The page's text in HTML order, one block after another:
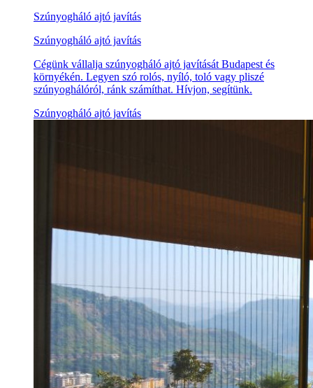
Szúnyogháló ajtó javítás
Szúnyogháló ajtó javítás
Cégünk vállalja szúnyogháló ajtó javítását Budapest és
környékén. Legyen szó rolós, nyíló, toló vagy pliszé
szúnyoghálóról, ránk számíthat. Hívjon, segítünk.
Szúnyogháló ajtó javítás